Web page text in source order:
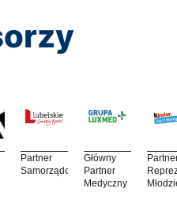
Partner
Samorządowy
Główny
Partner
Medyczny